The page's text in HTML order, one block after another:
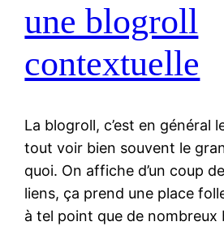
une blogroll
contextuelle
La blogroll, c’est en général
tout voir bien souvent le
quoi. On affiche d’un coup
liens, ça prend une place
à tel point que de nombreux